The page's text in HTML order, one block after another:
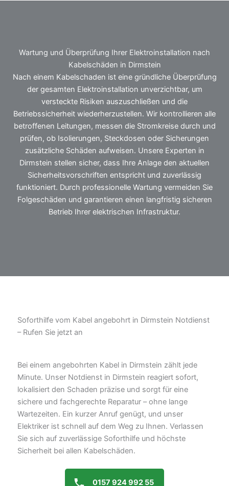
Wartung und Überprüfung Ihrer Elektroinstallation nach
Kabelschäden in Dirmstein
Nach einem Kabelschaden ist eine gründliche Überprüfung
der gesamten Elektroinstallation unverzichtbar, um
versteckte Risiken auszuschließen und die
Betriebssicherheit wiederherzustellen. Wir kontrollieren alle
betroffenen Leitungen, messen die Stromkreise durch und
prüfen, ob Isolierungen, Steckdosen oder Sicherungen
zusätzliche Schäden aufweisen. Unsere Experten in
Dirmstein stellen sicher, dass Ihre Anlage den aktuellen
Sicherheitsvorschriften entspricht und zuverlässig
funktioniert. Durch professionelle Wartung vermeiden Sie
Folgeschäden und garantieren einen langfristig sicheren
Betrieb Ihrer elektrischen Infrastruktur.
Soforthilfe vom Kabel angebohrt in Dirmstein Notdienst
– Rufen Sie jetzt an
Bei einem angebohrten Kabel in Dirmstein zählt jede
Minute. Unser Notdienst in Dirmstein reagiert sofort,
lokalisiert den Schaden präzise und sorgt für eine
sichere und fachgerechte Reparatur – ohne lange
Wartezeiten. Ein kurzer Anruf genügt, und unser
Elektriker ist schnell auf dem Weg zu Ihnen. Verlassen
Sie sich auf zuverlässige Soforthilfe und höchste
Sicherheit bei allen Kabelschäden.
0157 924 992 55